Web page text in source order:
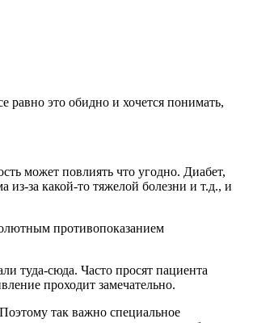
равно это обидно и хочется понимать,
может повлиять что угодно. Диабет,
за какой-то тяжелой болезни и т.д., и
противопоказанием
туда-сюда. Часто просят пациента
проходит замечательно.
так важно специальное